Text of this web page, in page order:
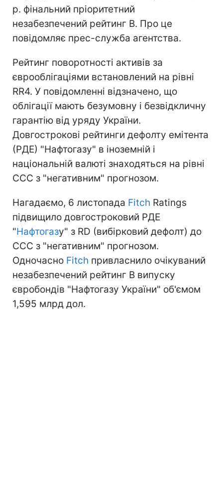
р. фінальний пріоритетний
незабезпечений рейтинг B. Про це
повідомляє прес-служба агентства.
Рейтинг поворотності активів за
єврооблігаціями встановлений на рівні
RR4. У повідомленні відзначено, що
облігації мають безумовну і безвідкличну
гарантію від уряду України.
Довгострокові рейтинги дефолту емітента
(РДЕ) "Нафтогазу" в іноземній і
національній валюті знаходяться на рівні
CCC з "негативним" прогнозом.
Нагадаємо, 6 листопада Fitch Ratings
підвищило довгостроковий РДЕ
"Нафтогазу" з RD (вибірковий дефолт) до
CCC з "негативним" прогнозом.
Одночасно Fitch привласнило очікуваний
незабезпечений рейтинг B випуску
євробондів "Нафтогазу України" об'ємом
1,595 млрд дол.